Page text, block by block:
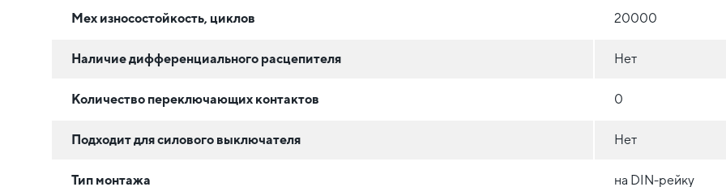
Мех износостойкость, циклов 20000
Наличие дифференциального расцепителя Нет
Количество переключающих контактов 0
Подходит для силового выключателя Нет
Тип монтажа на DIN-рейку